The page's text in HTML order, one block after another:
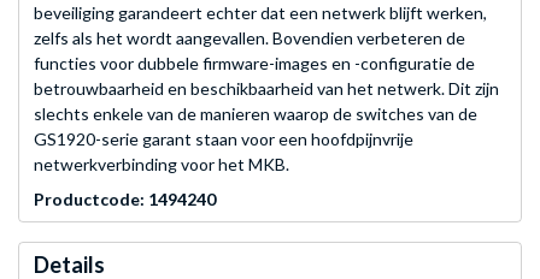
beveiliging garandeert echter dat een netwerk blijft werken,
zelfs als het wordt aangevallen. Bovendien verbeteren de
functies voor dubbele firmware-images en -configuratie de
betrouwbaarheid en beschikbaarheid van het netwerk. Dit zijn
slechts enkele van de manieren waarop de switches van de
GS1920-serie garant staan voor een hoofdpijnvrije
netwerkverbinding voor het MKB.
Productcode: 1494240
Details